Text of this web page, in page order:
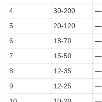
4
30-200 —
5
20-120 —
6
18-70 —
7
15-50 —
8
12-35 —
9
12-25 —